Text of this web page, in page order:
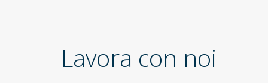
Lavora con noi